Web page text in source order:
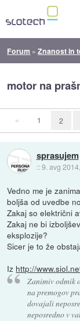
Forum »Znanost in
motor na
« 1 2
sprasujem
::9. avg
Vedno me je
boljša od uvedbe
Zakaj so električni
Zakaj ne bi
eksplozije?
Sicer je to že
Iz http://
Zanimiv odmik
na premogov
dovajali
neposredno v